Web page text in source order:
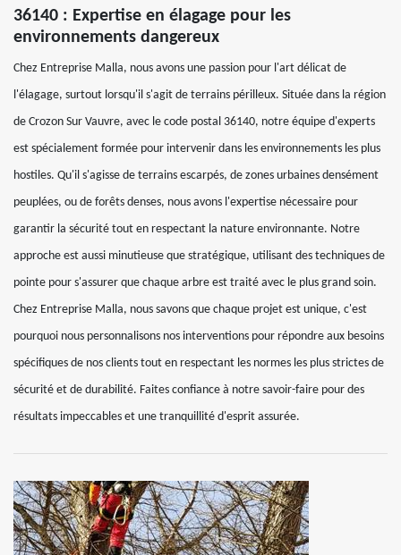
36140 : Expertise en élagage pour les
environnements dangereux
Chez Entreprise Malla, nous avons une passion pour l'art délicat de
l'élagage, surtout lorsqu'il s'agit de terrains périlleux. Située dans la région
de Crozon Sur Vauvre, avec le code postal 36140, notre équipe d'experts
est spécialement formée pour intervenir dans les environnements les plus
hostiles. Qu'il s'agisse de terrains escarpés, de zones urbaines densément
peuplées, ou de forêts denses, nous avons l'expertise nécessaire pour
garantir la sécurité tout en respectant la nature environnante. Notre
approche est aussi minutieuse que stratégique, utilisant des techniques de
pointe pour s'assurer que chaque arbre est traité avec le plus grand soin.
Chez Entreprise Malla, nous savons que chaque projet est unique, c'est
pourquoi nous personnalisons nos interventions pour répondre aux besoins
spécifiques de nos clients tout en respectant les normes les plus strictes de
sécurité et de durabilité. Faites confiance à notre savoir-faire pour des
résultats impeccables et une tranquillité d'esprit assurée.